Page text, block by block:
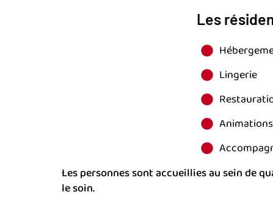
Les
Lingerie
Animations
Les personnes sont accueillies au sein de
le soin.